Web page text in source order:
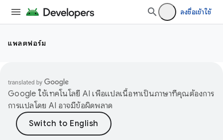
ลงชื่อเข้าใช้
แพลตฟอร์ม
Google ใช้เทคโนโลยี AI เพื่อแปลเนื้อหาเป็นภาษาที่คุณต้องการ
การแปลโดย AI อาจมีข้อผิดพลาด